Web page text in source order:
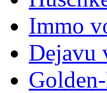
Immo
Dejavu